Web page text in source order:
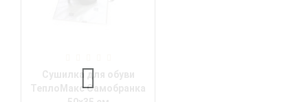
ТеплоМакс Самобранка